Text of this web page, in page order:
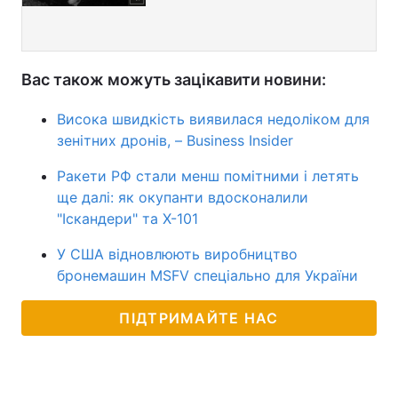
Вас також можуть зацікавити новини:
Висока швидкість виявилася недоліком для
зенітних дронів, – Business Insider
Ракети РФ стали менш помітними і летять
ще далі: як окупанти вдосконалили
"Іскандери" та Х-101
У США відновлюють виробництво
бронемашин MSFV спеціально для України
ПІДТРИМАЙТЕ НАС